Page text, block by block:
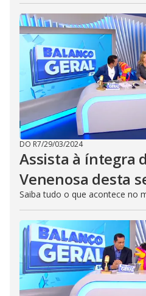
DO R7/29/03/2024
Assista à íntegra
Venenosa desta
Saiba tudo o que acontece no